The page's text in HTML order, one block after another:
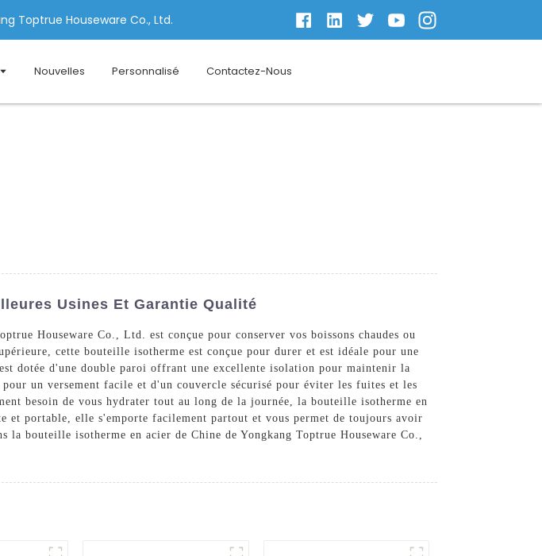
Toptrue Houseware Co., Ltd.
Nouvelles Personnalisé Contactez-Nous
Usines Et Garantie Qualité
Houseware Co., Ltd. est conçue pour conserver vos boissons chaudes ou
cette bouteille isotherme est conçue pour durer et est idéale pour une
dotée d'une double paroi offrant une excellente isolation pour maintenir la
un versement facile et d'un couvercle sécurisé pour éviter les fuites et les
besoin de vous hydrater tout au long de la journée, la bouteille isotherme en
et portable, elle s'emporte facilement partout et vous permet de toujours avoir
la bouteille isotherme en acier de Chine de Yongkang Toptrue Houseware Co.,